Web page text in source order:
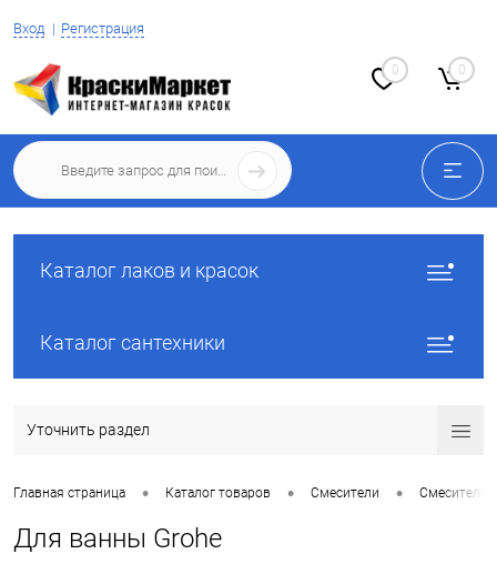
Вход Регистрация
0 0
Каталог лаков и красок
Каталог сантехники
Уточнить раздел
Главная страница • Каталог товаров • Смесители • Смесители
Для ванны Grohe